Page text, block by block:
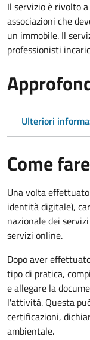
Il servizio è rivolto
associazioni che
un immobile. Il
professionisti
Ulteriori
Come fare
Una volta effettuato
identità digitale),
nazionale dei
servizi online.
Dopo aver
tipo di pratica,
e allegare la
l'attività. Questa
certificazioni,
ambientale.